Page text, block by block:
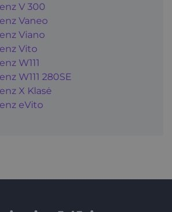
V 300
Vaneo
Viano
Vito
W111
W111 280SE
X Klasė
eVito